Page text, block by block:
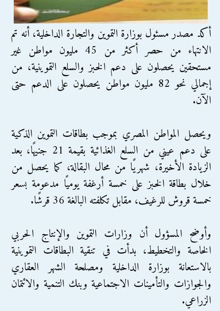
أكد مصدر مسئول بوزارة التموين والتجارة الداخلية، أنه تم
الانتهاء من حصر أكثر من 45 مليون مواطن غير
مستحقين يحصلون على دعم الخبز والسلع التموينية، من
إجمالي نحو 82 مليون مواطن يحصلون على الدعم حتى
الآن.
ويحصل المواطن المصري بموجب بطاقات التموين الذكية
على دعم عيني من السلع الغذائية بقيمة 21 جنيهًا، بعد
الزيادة الأخيرة، شهريًا من محال البقالة، كما يحصل من
خلال بطاقة الخبز على خمسة أرغفة يوميًا مدعومة بسعر
خمسة قروش للرغيف، مقابل تكلفته البالغة 36 قرشًا.
وأوضح المسؤول أن وزارات التموين والإنتاج الحربي
الخاصة والتخطيط، بدأت في تنقية البطاقات التموينية
بالاستعانة بوزارة الداخلية ومصلحة الشهر العقاري
والجوازات والتأمينات الاجتماعية وبنك التنمية والائتمان
الزراعي.